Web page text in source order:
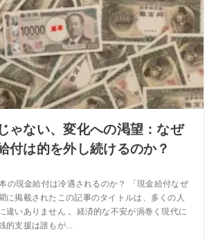
ゃない、変化への渇望：なぜ
付は的を外し続けるのか？
の現金給付は冷遇されるのか？ 「現金給付なぜ
に掲載されたこの記事のタイトルは、多くの人
違いありません 。経済的な不安が渦巻く現代に
的支援は誰もが...